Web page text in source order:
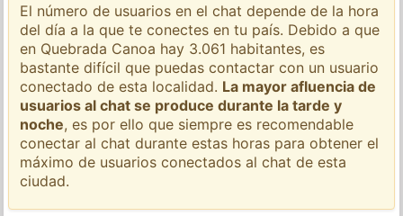
El número de usuarios en el chat depende de la hora
del día a la que te conectes en tu país. Debido a que
en Quebrada Canoa hay 3.061 habitantes, es
bastante difícil que puedas contactar con un usuario
conectado de esta localidad. La mayor afluencia de
usuarios al chat se produce durante la tarde y
noche, es por ello que siempre es recomendable
conectar al chat durante estas horas para obtener el
máximo de usuarios conectados al chat de esta
ciudad.